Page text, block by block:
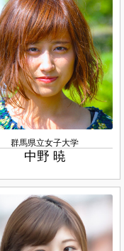
群馬県立女子大学
中野 暁